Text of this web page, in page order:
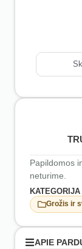
Papildomos
neturime.
KATEGORIJA
Grožis ir
APIE